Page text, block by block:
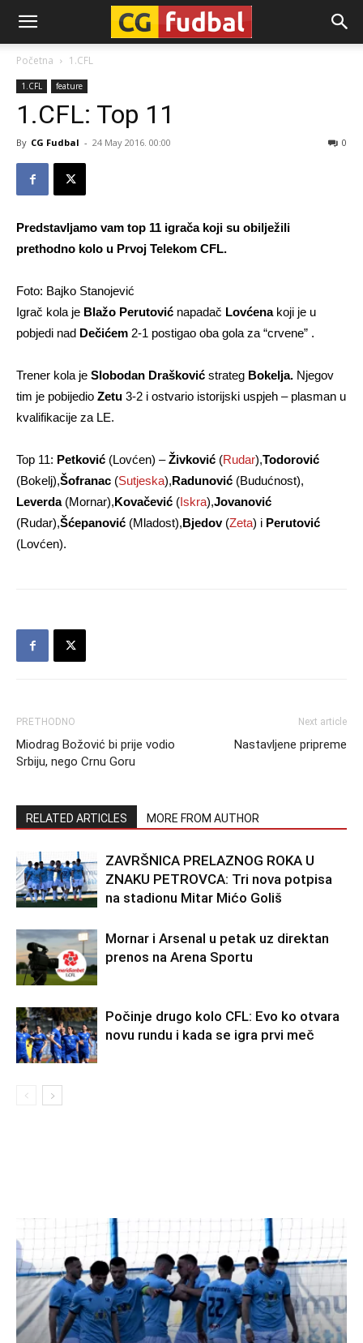
CG-
Fudbal
Početna 1.CFL
1.CFL feature
1.CFL: Top 11
By CG Fudbal - 24 May 2016. 00:00 0
Predstavljamo vam top 11 igrača koji su obilježili
prethodno kolo u Prvoj Telekom CFL.
Foto: Bajko Stanojević
Igrač kola je Blažo Perutović napadač Lovćenakoji je u
pobjedi nad Dečićem 2-1 postigao oba gola za “crvene” .
Trener kola je Slobodan Drašković strateg Bokelja. Njegov
tim je pobijedio Zetu 3-2 i ostvario istorijski uspjeh – plasman u
kvalifikacije za LE.
Top 11: Petković (Lovćen) –Živković (Rudar),Todorović
(Bokelj),Šofranac (Sutjeska),Radunović (Budućnost),
Leverda(Mornar),Kovačević (Iskra),Jovanović
(Rudar),Šćepanović (Mladost),Bjedov(Zeta) i Perutović
(Lovćen).
PRETHODNO
Miodrag Božović bi prije vodio
Srbiju, nego Crnu Goru
Next article
Nastavljene pripreme
RELATED ARTICLES MORE FROM AUTHOR
ZAVRŠNICA PRELAZNOG ROKA U
ZNAKU PETROVCA: Tri nova potpisa
na stadionu Mitar Mićo Goliš
Mornar i Arsenal u petak uz direktan
prenos na Arena Sportu
Počinje drugo kolo CFL: Evo ko otvara
novu rundu i kada se igra prvi meč